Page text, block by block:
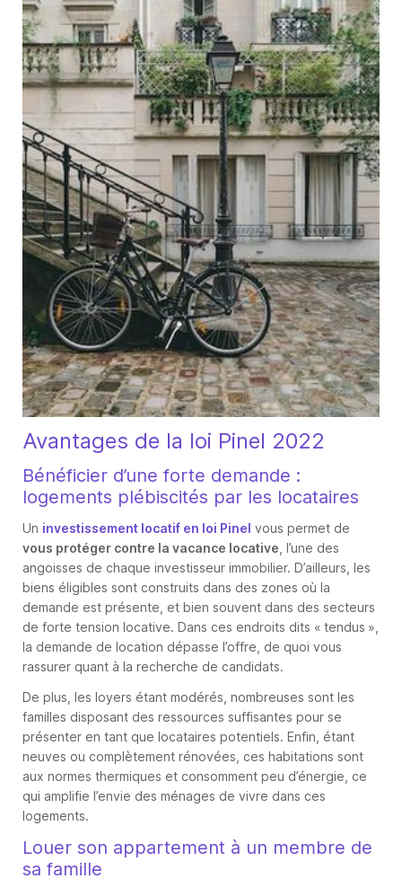
Avantages de la loi Pinel 2022
Bénéficier d’une forte demande :
logements plébiscités par les locataires
Un investissement locatif en loi Pinel vous permet de
vous protéger contre la vacance locative , l’une des
angoisses de chaque investisseur immobilier. D’ailleurs, les
biens éligibles sont construits dans des zones où la
demande est présente, et bien souvent dans des secteurs
de forte tension locative. Dans ces endroits dits « tendus »,
la demande de location dépasse l’offre, de quoi vous
rassurer quant à la recherche de candidats.
De plus, les loyers étant modérés, nombreuses sont les
familles disposant des ressources suffisantes pour se
présenter en tant que locataires potentiels. Enfin, étant
neuves ou complètement rénovées, ces habitations sont
aux normes thermiques et consomment peu d’énergie, ce
qui amplifie l’envie des ménages de vivre dans ces
logements.
Louer son appartement à un membre de
sa famille